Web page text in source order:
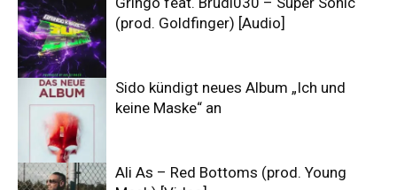
(prod. Goldfinger) [Audio]
Sido kündigt neues Album „Ich und
keine Maske“ an
Ali As – Red Bottoms (prod. Young